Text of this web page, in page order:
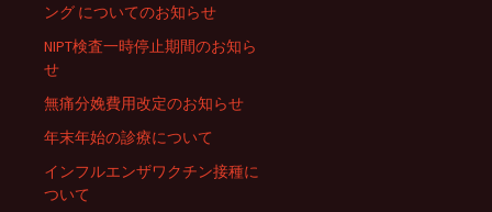
ング についてのお知らせ
NIPT検査一時停止期間のお知ら
せ
無痛分娩費用改定のお知らせ
年末年始の診療について
インフルエンザワクチン接種に
ついて